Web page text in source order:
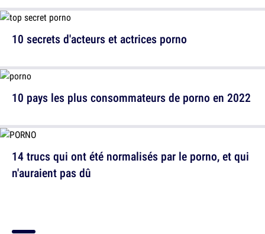
10 secrets d'acteurs et actrices porno
14 trucs qui ont été normalisés par le porno, et qui
n'auraient pas dû
10 pays les plus consommateurs de porno en 2022